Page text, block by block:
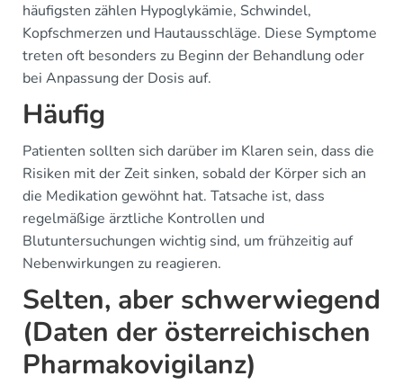
häufigsten zählen Hypoglykämie, Schwindel,
Kopfschmerzen und Hautausschläge. Diese Symptome
treten oft besonders zu Beginn der Behandlung oder
bei Anpassung der Dosis auf.
Häufig
Patienten sollten sich darüber im Klaren sein, dass die
Risiken mit der Zeit sinken, sobald der Körper sich an
die Medikation gewöhnt hat. Tatsache ist, dass
regelmäßige ärztliche Kontrollen und
Blutuntersuchungen wichtig sind, um frühzeitig auf
Nebenwirkungen zu reagieren.
Selten, aber schwerwiegend
(Daten der österreichischen
Pharmakovigilanz)